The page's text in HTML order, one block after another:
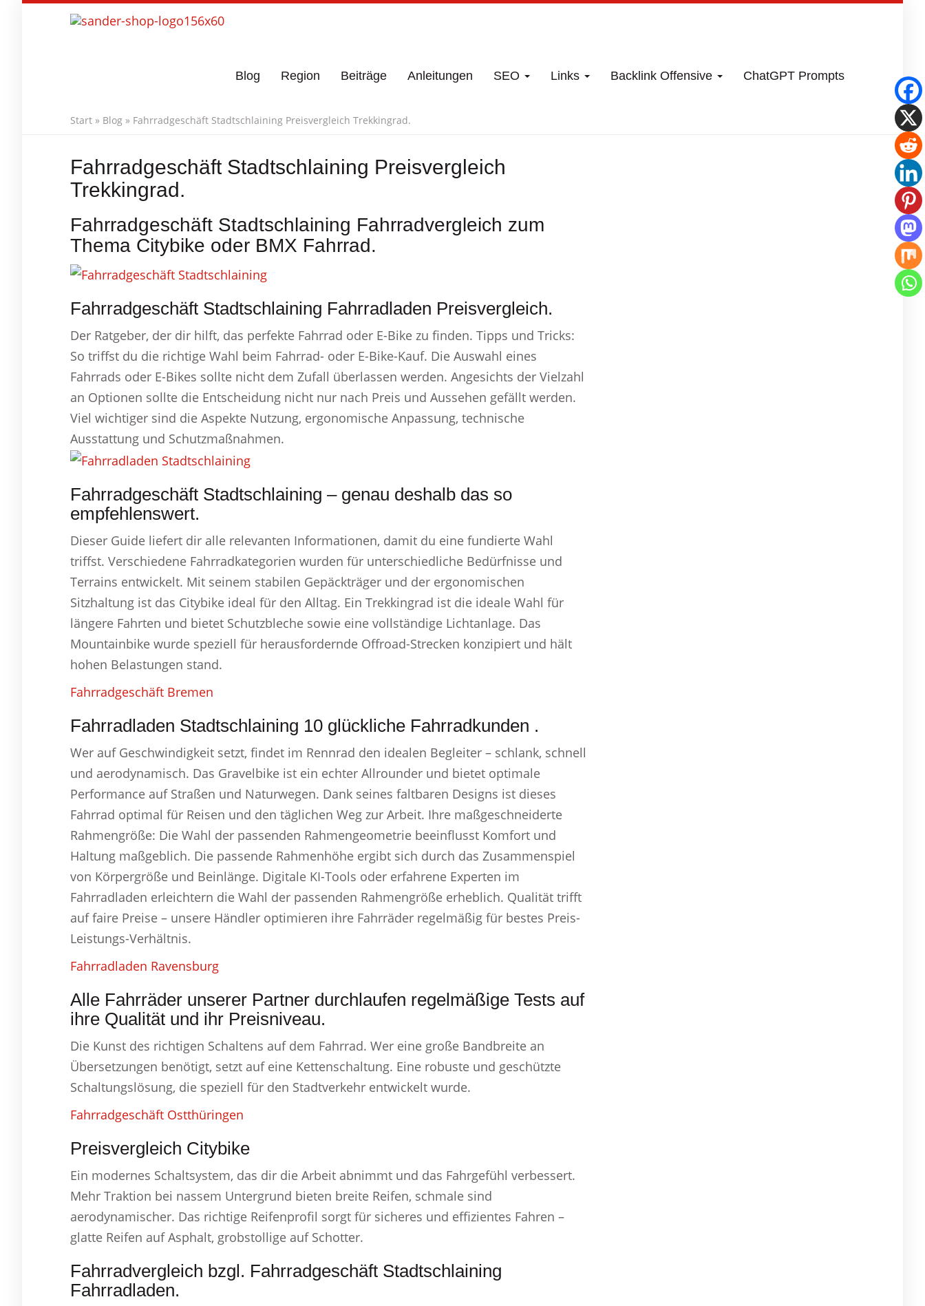
Blog Region Beiträge Anleitungen SEO Links Backlink Offensive ChatGPT Prompts
Start » Blog » Fahrradgeschäft Stadtschlaining Preisvergleich Trekkingrad.
Fahrradgeschäft Stadtschlaining Preisvergleich
Trekkingrad.
Fahrradgeschäft Stadtschlaining Fahrradvergleich zum
Thema Citybike oder BMX Fahrrad.
Fahrradgeschäft Stadtschlaining Fahrradladen Preisvergleich.
Der Ratgeber, der dir hilft, das perfekte Fahrrad oder E-Bike zu finden. Tipps und Tricks:
So triffst du die richtige Wahl beim Fahrrad- oder E-Bike-Kauf. Die Auswahl eines
Fahrrads oder E-Bikes sollte nicht dem Zufall überlassen werden. Angesichts der Vielzahl
an Optionen sollte die Entscheidung nicht nur nach Preis und Aussehen gefällt werden.
Viel wichtiger sind die Aspekte Nutzung, ergonomische Anpassung, technische
Ausstattung und Schutzmaßnahmen.
Fahrradgeschäft Stadtschlaining – genau deshalb das so
empfehlenswert.
Dieser Guide liefert dir alle relevanten Informationen, damit du eine fundierte Wahl
triffst. Verschiedene Fahrradkategorien wurden für unterschiedliche Bedürfnisse und
Terrains entwickelt. Mit seinem stabilen Gepäckträger und der ergonomischen
Sitzhaltung ist das Citybike ideal für den Alltag. Ein Trekkingrad ist die ideale Wahl für
längere Fahrten und bietet Schutzbleche sowie eine vollständige Lichtanlage. Das
Mountainbike wurde speziell für herausfordernde Offroad-Strecken konzipiert und hält
hohen Belastungen stand.
Fahrradgeschäft Bremen
Fahrradladen Stadtschlaining 10 glückliche Fahrradkunden .
Wer auf Geschwindigkeit setzt, findet im Rennrad den idealen Begleiter – schlank, schnell
und aerodynamisch. Das Gravelbike ist ein echter Allrounder und bietet optimale
Performance auf Straßen und Naturwegen. Dank seines faltbaren Designs ist dieses
Fahrrad optimal für Reisen und den täglichen Weg zur Arbeit. Ihre maßgeschneiderte
Rahmengröße: Die Wahl der passenden Rahmengeometrie beeinflusst Komfort und
Haltung maßgeblich. Die passende Rahmenhöhe ergibt sich durch das Zusammenspiel
von Körpergröße und Beinlänge. Digitale KI-Tools oder erfahrene Experten im
Fahrradladen erleichtern die Wahl der passenden Rahmengröße erheblich. Qualität trifft
auf faire Preise – unsere Händler optimieren ihre Fahrräder regelmäßig für bestes Preis-
Leistungs-Verhältnis.
Fahrradladen Ravensburg
Alle Fahrräder unserer Partner durchlaufen regelmäßige Tests auf
ihre Qualität und ihr Preisniveau.
Die Kunst des richtigen Schaltens auf dem Fahrrad. Wer eine große Bandbreite an
Übersetzungen benötigt, setzt auf eine Kettenschaltung. Eine robuste und geschützte
Schaltungslösung, die speziell für den Stadtverkehr entwickelt wurde.
Fahrradgeschäft Ostthüringen
Preisvergleich Citybike
Ein modernes Schaltsystem, das dir die Arbeit abnimmt und das Fahrgefühl verbessert.
Mehr Traktion bei nassem Untergrund bieten breite Reifen, schmale sind
aerodynamischer. Das richtige Reifenprofil sorgt für sicheres und effizientes Fahren –
glatte Reifen auf Asphalt, grobstollige auf Schotter.
Fahrradvergleich bzgl. Fahrradgeschäft Stadtschlaining
Fahrradladen.